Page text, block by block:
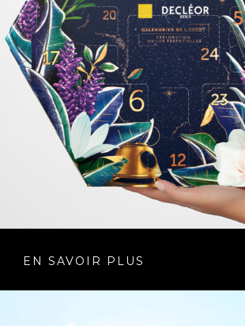
EN SAVOIR PLUS